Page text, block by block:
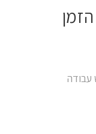
הגיע הזמן
עבודה